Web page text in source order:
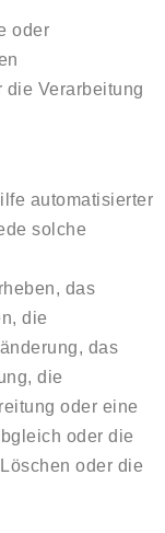
oder
die Verarbeitung
automatisierter
solche
das
die
das
die
oder eine
oder die
oder die